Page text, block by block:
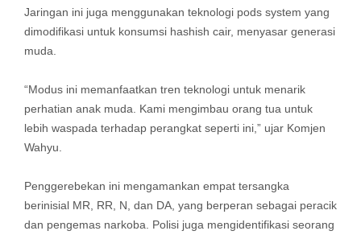
Jaringan ini juga menggunakan teknologi pods system yang
dimodifikasi untuk konsumsi hashish cair, menyasar generasi
muda.
“Modus ini memanfaatkan tren teknologi untuk menarik
perhatian anak muda. Kami mengimbau orang tua untuk
lebih waspada terhadap perangkat seperti ini,” ujar Komjen
Wahyu.
Penggerebekan ini mengamankan empat tersangka
berinisial MR, RR, N, dan DA, yang berperan sebagai peracik
dan pengemas narkoba. Polisi juga mengidentifikasi seorang